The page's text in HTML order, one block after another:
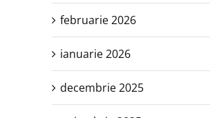
februarie 2026
ianuarie 2026
decembrie 2025